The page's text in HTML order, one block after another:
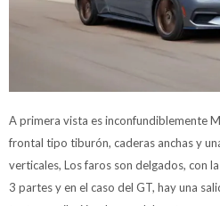
A primera vista es inconfundiblemente
frontal tipo tiburón, caderas anchas y
verticales, Los faros son delgados, con
3 partes y en el caso del GT, hay una